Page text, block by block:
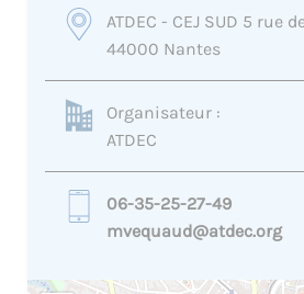
ATDEC - CEJ SUD 5 rue
44000 Nantes
Organisateur :
ATDEC
06-35-25-27-49
mvequaud@atdec.org